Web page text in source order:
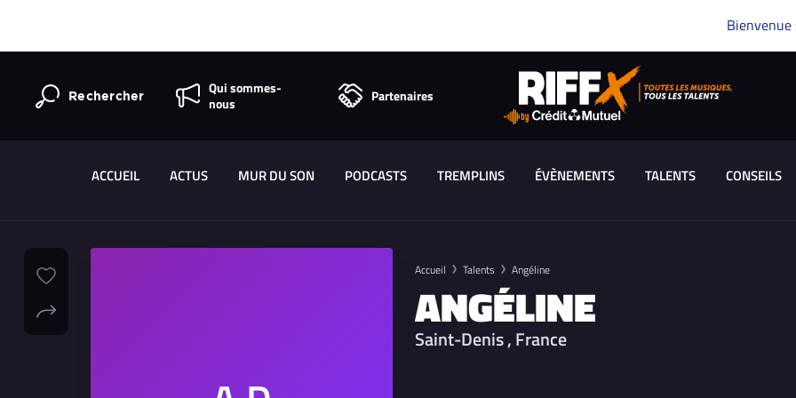
Bienvenue
Rechercher
Qui sommes-
nous
Partenaires
ACCUEIL ACTUS MUR DU SON PODCASTS TREMPLINS ÉVÈNEMENTS TALENTS CONSEILS
Accueil Talents Angéline
ANGÉLINE
Saint-Denis , France